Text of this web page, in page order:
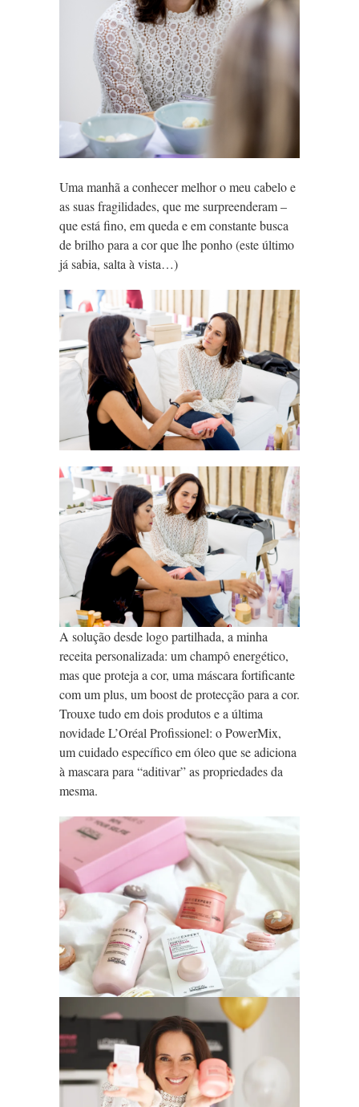
Uma manhã a conhecer melhor o meu cabelo e
as suas fragilidades, que me surpreenderam –
que está fino, em queda e em constante busca
de brilho para a cor que lhe ponho (este último
já sabia, salta à vista…)
A solução desde logo partilhada, a minha
receita personalizada: um champô energético,
mas que proteja a cor, uma máscara fortificante
com um plus, um boost de protecção para a cor.
Trouxe tudo em dois produtos e a última
novidade L’Oréal Profissionel: o PowerMix,
um cuidado específico em óleo que se adiciona
à mascara para “aditivar” as propriedades da
mesma.